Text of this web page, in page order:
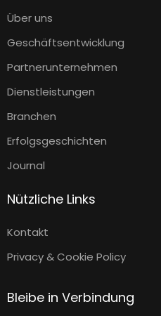
Über uns
Geschäftsentwicklung
Partnerunternehmen
Dienstleistungen
Branchen
Erfolgsgeschichten
Journal
Nützliche Links
Kontakt
Privacy & Cookie Policy
Bleibe in Verbindung